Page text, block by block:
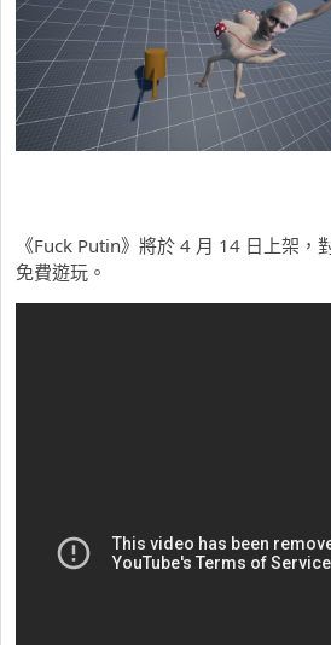
《Fuck Putin》將於 4 月 14 日上架，
免費遊玩。